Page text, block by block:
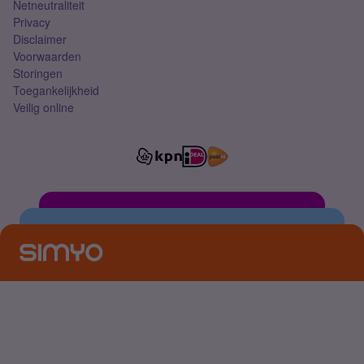
Netneutraliteit
Privacy
Disclaimer
Voorwaarden
Storingen
Toegankelijkheid
Veilig online